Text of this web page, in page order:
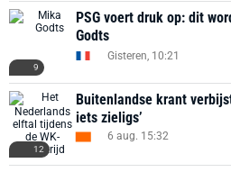
9
PSG voert druk op: dit
Godts
Gisteren, 10:21
12
Buitenlandse krant
iets zieligs’
6 aug. 15:32